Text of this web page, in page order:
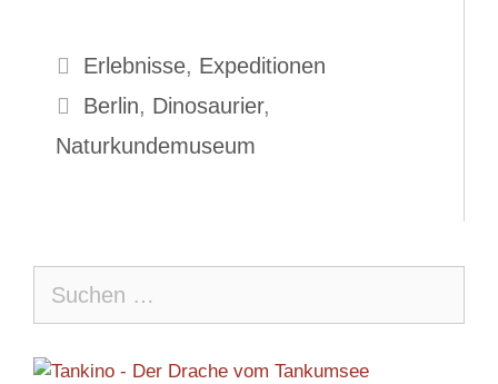
Kategorien
Erlebnisse, Expeditionen
Schlagwörter
Berlin, Dinosaurier,
Naturkundemuseum
nach: